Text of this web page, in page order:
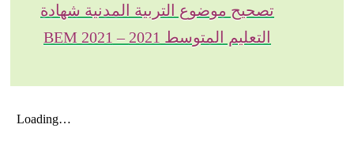
تصحيح موضوع التربية المدنية شهادة
التعليم المتوسط 2021 – BEM 2021